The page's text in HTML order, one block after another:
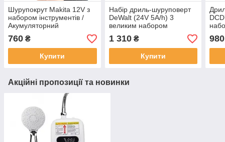
Шурупокрут Makita 12V з
набором інструментів /
Акумуляторний
шурупокрут Макіта 12 В з
набором біт у кейсі Дет
760 ₴
Купити
Набір дриль-шуруповерт
DeWalt (24V 5A/h) 3
великим набором
1 310₴
Купити
980
Акційні пропозиції та новинки